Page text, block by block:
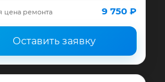
запчасти и гарантия до 12
цена ремонта 9 750 ₽
Оставить заявку